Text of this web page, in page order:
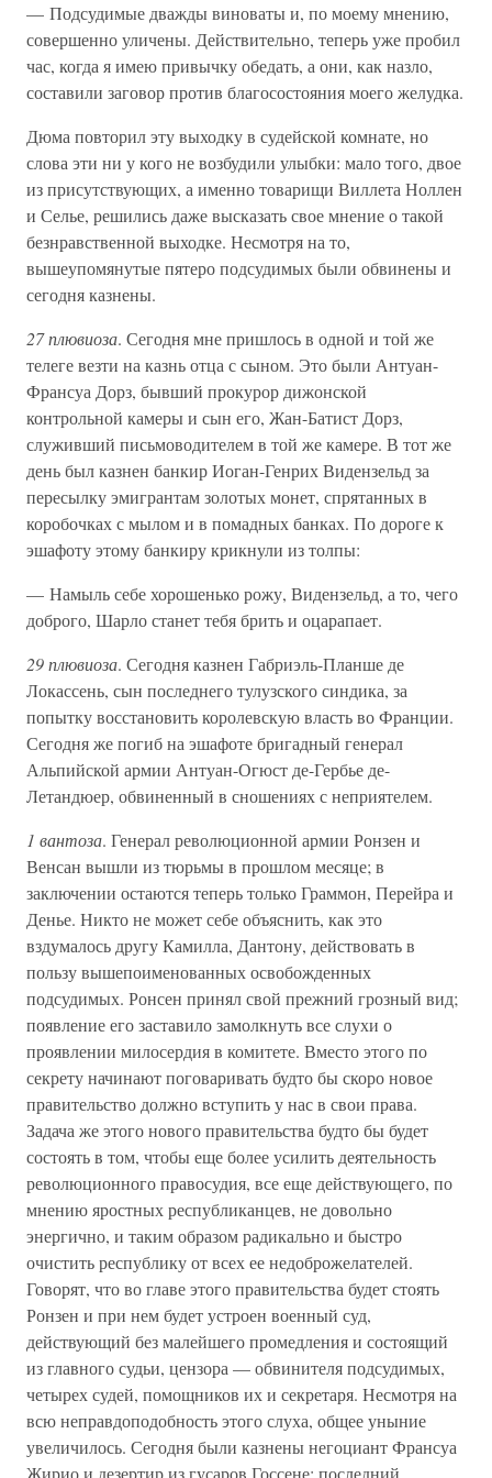
— Подсудимые дважды виноваты и, по моему мнению,
совершенно уличены. Действительно, теперь уже пробил
час, когда я имею привычку обедать, а они, как назло,
составили заговор против благосостояния моего желудка.
Дюма повторил эту выходку в судейской комнате, но
слова эти ни у кого не возбудили улыбки: мало того, двое
из присутствующих, а именно товарищи Виллета Ноллен
и Селье, решились даже высказать свое мнение о такой
безнравственной выходке. Несмотря на то,
вышеупомянутые пятеро подсудимых были обвинены и
сегодня казнены.
27 плювиоза. Сегодня мне пришлось в одной и той же
телеге везти на казнь отца с сыном. Это были Антуан-
Франсуа Дорз, бывший прокурор дижонской
контрольной камеры и сын его, Жан-Батист Дорз,
служивший письмоводителем в той же камере. В тот же
день был казнен банкир Иоган-Генрих Видензельд за
пересылку эмигрантам золотых монет, спрятанных в
коробочках с мылом и в помадных банках. По дороге к
эшафоту этому банкиру крикнули из толпы:
— Намыль себе хорошенько рожу, Видензельд, а то, чего
доброго, Шарло станет тебя брить и оцарапает.
29 плювиоза. Сегодня казнен Габриэль-Планше де
Локассень, сын последнего тулузского синдика, за
попытку восстановить королевскую власть во Франции.
Сегодня же погиб на эшафоте бригадный генерал
Альпийской армии Антуан-Огюст де-Гербье де-
Летандюер, обвиненный в сношениях с неприятелем.
1 вантоза. Генерал революционной армии Ронзен и
Венсан вышли из тюрьмы в прошлом месяце; в
заключении остаются теперь только Граммон, Перейра и
Денье. Никто не может себе объяснить, как это
вздумалось другу Камилла, Дантону, действовать в
пользу вышепоименованных освобожденных
подсудимых. Ронсен принял свой прежний грозный вид;
появление его заставило замолкнуть все слухи о
проявлении милосердия в комитете. Вместо этого по
секрету начинают поговаривать будто бы скоро новое
правительство должно вступить у нас в свои права.
Задача же этого нового правительства будто бы будет
состоять в том, чтобы еще более усилить деятельность
революционного правосудия, все еще действующего, по
мнению яростных республиканцев, не довольно
энергично, и таким образом радикально и быстро
очистить республику от всех ее недоброжелателей.
Говорят, что во главе этого правительства будет стоять
Ронзен и при нем будет устроен военный суд,
действующий без малейшего промедления и состоящий
из главного судьи, цензора — обвинителя подсудимых,
четырех судей, помощников их и секретаря. Несмотря на
всю неправдоподобность этого слуха, общее уныние
увеличилось. Сегодня были казнены негоциант Франсуа
Жирио и дезертир из гусаров Госсене; последний